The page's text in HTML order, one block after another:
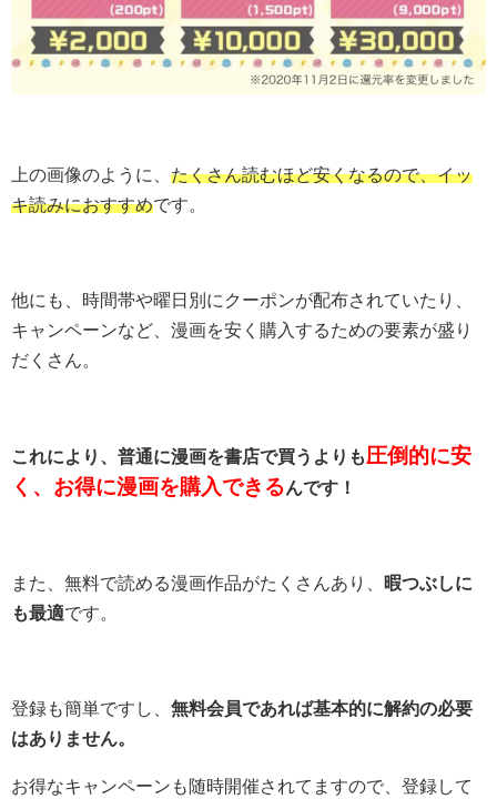
上の画像のように、 たくさん読むほど安くなるので、イッ
キ読みにおすすめです。
他にも、時間帯や曜日別にクーポンが配布されていたり、
キャンペーンなど、漫画を安く購入するための要素が盛り
だくさん。
これにより、普通に漫画を書店で買うよりも圧倒的に安
く、お得に漫画を購入できるんです！
また、無料で読める漫画作品がたくさんあり、 暇つぶしに
も最適です。
登録も簡単ですし、 無料会員であれば基本的に解約の必要
はありません。
お得なキャンペーンも随時開催されてますので、登録して